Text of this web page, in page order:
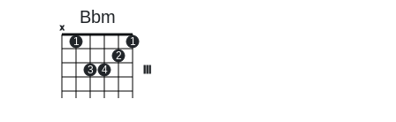
Bbm
x
1
3 4
2
1